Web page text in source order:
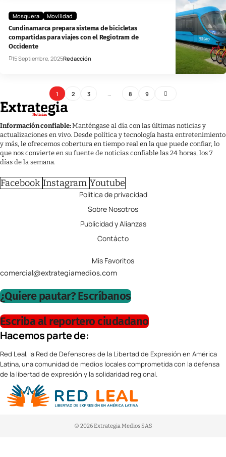
Mosquera
Movilidad
Cundinamarca prepara sistema de bicicletas
compartidas para viajes con el Regiotram de
Occidente
15 Septiembre, 2025Redacción
1 2 3 … 8 9
Información confiable:Manténgase al día con las últimas noticias y
actualizaciones en vivo. Desde política y tecnología hasta entretenimiento
y más, le ofrecemos cobertura en tiempo real en la que puede confiar, lo
que nos convierte en su fuente de noticias confiable las 24 horas, los 7
días de la semana.
Facebook Instagram Youtube
Política de privacidad
Sobre Nosotros
Publicidad y Alianzas
Contácto
Mis Favoritos
comercial@extrategiamedios.com
¿Quiere pautar? Escríbanos
Escriba al reportero ciudadano
Hacemos parte de:
Red Leal, la Red de Defensores de la Libertad de Expresión en América
Latina, una comunidad de medios locales comprometida con la defensa
de la libertad de expresión y la solidaridad regional.
© 2026 Extrategia Medios SAS